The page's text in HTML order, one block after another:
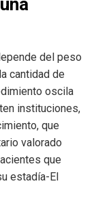
del peso
cantidad de
oscila
instituciones,
que
valorado
que
estadía-El